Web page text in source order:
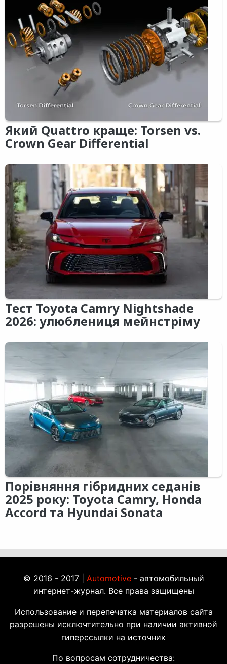
Який Quattro краще: Torsen vs.
Crown Gear Differential
Тест Toyota Camry Nightshade
2026: улюблениця мейнстріму
Порівняння гібридних седанів
2025 року: Toyota Camry, Honda
Accord та Hyundai Sonata
© 2016 - 2017 | Automotive- автомобильный
интернет-журнал. Все права защищены
Использование и перепечатка материалов сайта
разрешены исключтительно при наличии активной
гиперссылки на источник
По вопросам сотрудничества: